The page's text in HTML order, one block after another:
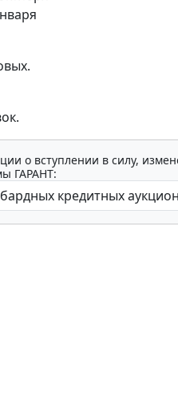
о вступлении в силу,
ГАРАНТ: